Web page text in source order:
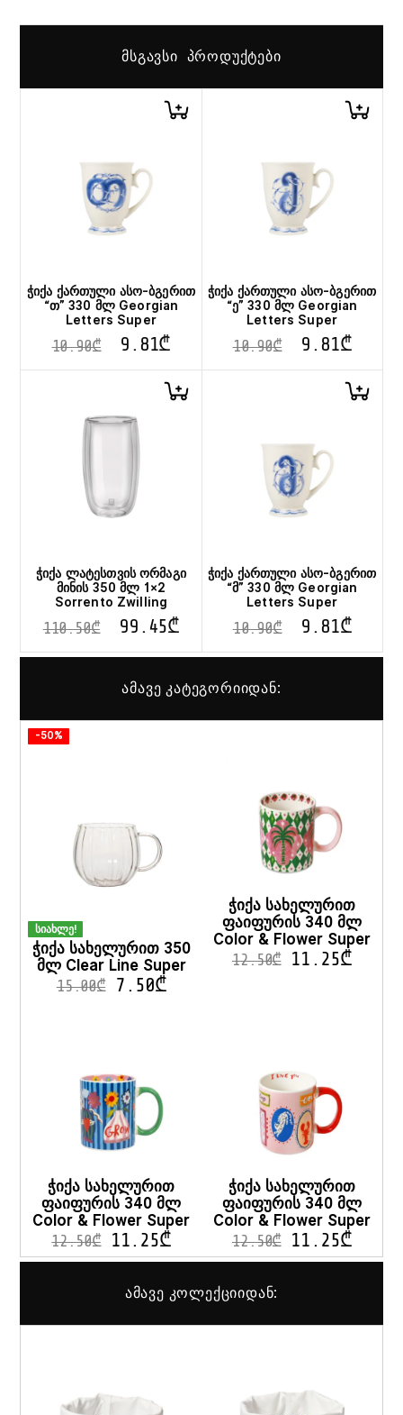
ᲛᲡᲒᲐᲕᲡᲘ ᲞᲠᲝᲓᲣᲥᲢᲔᲑᲘ
ჭიქა ქართული ასო-ბგერით
“თ” 330 მლ Georgian
Letters Super
10.90₾ 9.81₾
ჭიქა ქართული ასო-ბგერით
“ე” 330 მლ Georgian
Letters Super
10.90₾ 9.81₾
ჭიქა ლატესთვის ორმაგი
მინის 350 მლ 1×2
Sorrento Zwilling
110.50₾ 99.45₾
ჭიქა ქართული ასო-ბგერით
“მ” 330 მლ Georgian
Letters Super
10.90₾ 9.81₾
ამავე კატეგორიიდან:
-50%
სიახლე!
ჭიქა სახელურით 350
მლ Clear Line Super
15.00₾ 7.50₾
ჭიქა სახელურით
ფაიფურის 340 მლ
Color & Flower Super
12.50₾ 11.25₾
ჭიქა სახელურით
ფაიფურის 340 მლ
Color & Flower Super
12.50₾ 11.25₾
ჭიქა სახელურით
ფაიფურის 340 მლ
Color & Flower Super
12.50₾ 11.25₾
ამავე კოლექციიდან: